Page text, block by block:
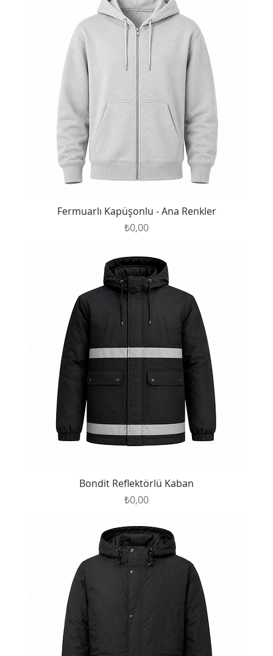
Fermuarlı Kapüşonlu - Ana Renkler
Fiyat
₺0,00
Bondit Reflektörlü Kaban
Fiyat
₺0,00